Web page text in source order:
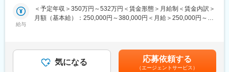
されております。過去リハビリ学会の展示会にも参加をして展開
をしております。
・電気回路設計
・小型・中型モーター制御
【入社後教育】
電気・電子回路設計
給与
＜予定年収＞350万円～532万円＜賃金形態＞月給制＜賃金内訳＞
月額（基本給）：250,000円～380,000円＜月給＞250,000円～
考を通じて上下する可能性があります。月給(月額)は固定手当を含
めた表記です。
気になる 応募依頼する
（エージェントサービス）